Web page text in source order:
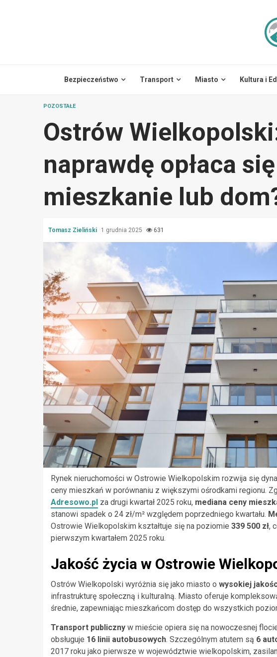
Bezpieczeństwo Transport Miasto Kultura i
POZOSTAŁE
Ostrów
naprawdę opłaca
mieszkanie lub
Tomasz Zieliński 1 grudnia 2025 631
Rynek nieruchomości w Ostrowie Wielkopolskim rozwija się
ceny mieszkań w porównaniu z większymi ośrodkami regionu.
Adresowo.pl za drugi kwartał 2025 roku, mediana ceny
stanowi spadek o 24 zł/m² względem poprzedniego kwartału.
Ostrowie Wielkopolskim kształtuje się na poziomie 339 500 zł,
pierwszym kwartałem 2025 roku.
Jakość życia w Ostrowie
Ostrów Wielkopolski wyróżnia się jako miasto o wysokiej
infrastrukturę społeczną i kulturalną. Miasto oferuje
średnie, zapewniając mieszkańcom dostęp do wszystkich
Transport publiczny w mieście opiera się na nowoczesnej
obsługuje 16 linii autobusowych. Szczególnym atutem są 6
2017 roku jako pierwsze w województwie wielkopolskim,